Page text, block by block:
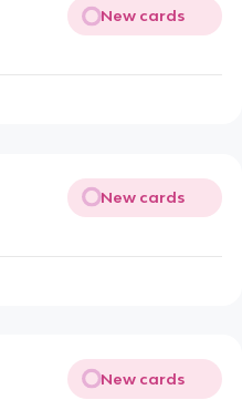
New cards
New cards
New cards